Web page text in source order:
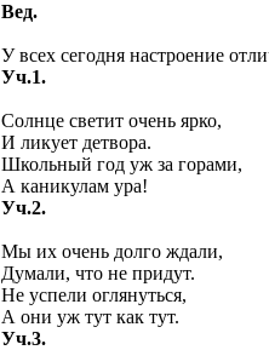
Вед.
У всех сегодня настроение
Уч.1.
Солнце светит очень ярко,
И ликует детвора.
Школьный год уж за горами,
А каникулам ура!
Уч.2.
Мы их очень долго ждали,
Думали, что не придут.
Не успели оглянуться,
А они уж тут как тут.
Уч.3.